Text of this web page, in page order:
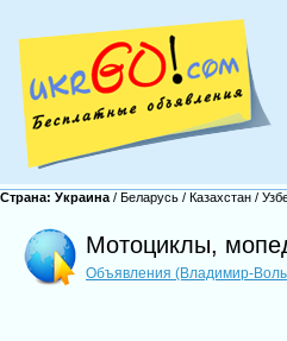
Страна: Украина / Беларусь / Казахстан /
Мотоциклы,
Объявления (Владимир-